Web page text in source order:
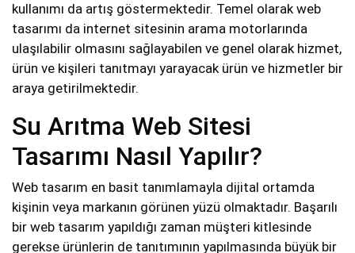
kullanımı da artış göstermektedir. Temel olarak web
tasarımı da internet sitesinin arama motorlarında
ulaşılabilir olmasını sağlayabilen ve genel olarak hizmet,
ürün ve kişileri tanıtmayı yarayacak ürün ve hizmetler bir
araya getirilmektedir.
Su Arıtma Web Sitesi
Tasarımı Nasıl Yapılır?
Web tasarım en basit tanımlamayla dijital ortamda
kişinin veya markanın görünen yüzü olmaktadır. Başarılı
bir web tasarım yapıldığı zaman müşteri kitlesinde
gerekse ürünlerin de tanıtımının yapılmasında büyük bir